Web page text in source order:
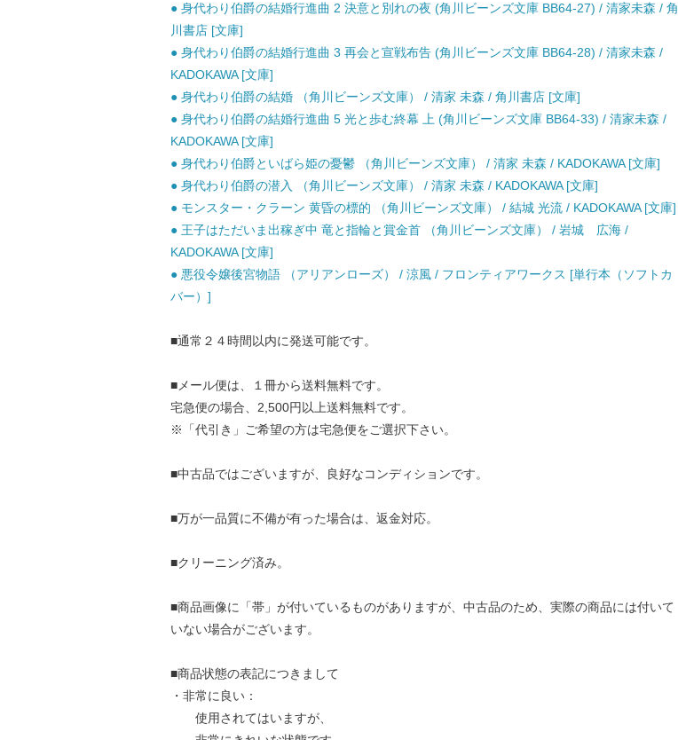
● 身代わり伯爵の結婚行進曲 2 決意と別れの夜 (角川ビーンズ文庫 BB64-27) / 清家未森 / 角
川書店 [文庫]
● 身代わり伯爵の結婚行進曲 3 再会と宣戦布告 (角川ビーンズ文庫 BB64-28) / 清家未森 /
KADOKAWA [文庫]
● 身代わり伯爵の結婚 （角川ビーンズ文庫） / 清家 未森 / 角川書店 [文庫]
● 身代わり伯爵の結婚行進曲 5 光と歩む終幕 上 (角川ビーンズ文庫 BB64-33) / 清家未森 /
KADOKAWA [文庫]
● 身代わり伯爵といばら姫の憂鬱 （角川ビーンズ文庫） / 清家 未森 / KADOKAWA [文庫]
● 身代わり伯爵の潜入 （角川ビーンズ文庫） / 清家 未森 / KADOKAWA [文庫]
● モンスター・クラーン 黄昏の標的 （角川ビーンズ文庫） / 結城 光流 / KADOKAWA [文庫]
● 王子はただいま出稼ぎ中 竜と指輪と賞金首 （角川ビーンズ文庫） / 岩城 広海 /
KADOKAWA [文庫]
● 悪役令嬢後宮物語 （アリアンローズ） / 涼風 / フロンティアワークス [単行本（ソフトカ
バー）]
■通常２４時間以内に発送可能です。
■メール便は、１冊から送料無料です。
宅急便の場合、2,500円以上送料無料です。
※「代引き」ご希望の方は宅急便をご選択下さい。
■中古品ではございますが、良好なコンディションです。
■万が一品質に不備が有った場合は、返金対応。
■クリーニング済み。
■商品画像に「帯」が付いているものがありますが、中古品のため、実際の商品には付いて
いない場合がございます。
■商品状態の表記につきまして
・非常に良い：
使用されてはいますが、